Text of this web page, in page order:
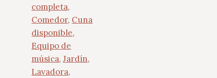
completa,
Comedor, Cuna
disponible,
Equipo de
música, Jardín,
Lavadora,